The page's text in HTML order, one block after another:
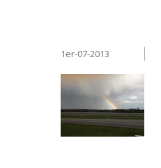
1er-07-2013